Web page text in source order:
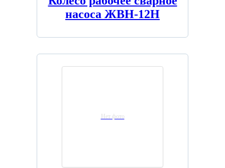
насоса ЖВН-12Н
Нет фото